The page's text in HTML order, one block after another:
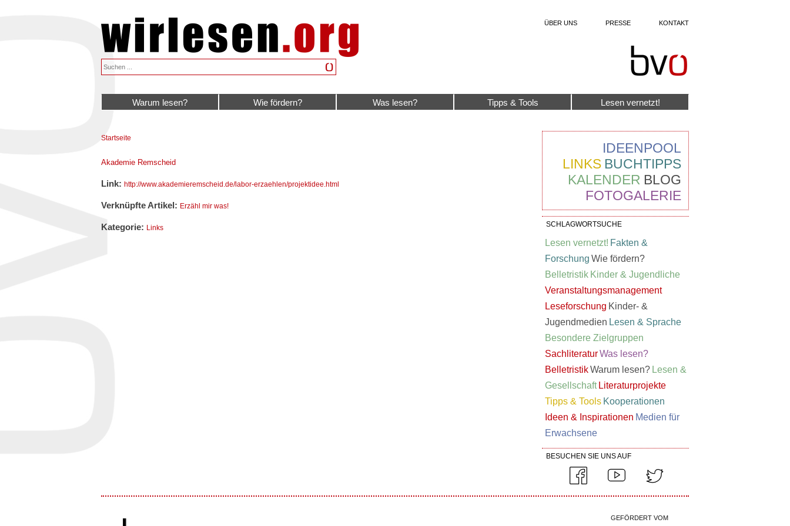
ÜBER UNS PRESSE KONTAKT
Warum lesen? Wie fördern? Was lesen? Tipps & Tools Lesen vernetzt!
Sie sind hier
Startseite
Akademie Remscheid
Link: http://www.akademieremscheid.de/labor-erzaehlen/projektidee.html
Verknüpfte Artikel: Erzähl mir was!
Kategorie: Links
IDEENPOOL
BUCHTIPPS
LINKS
BLOG
KALENDER
FOTOGALERIE
SCHLAGWORTSUCHE
Lesen vernetzt! Fakten &
Forschung Wie fördern?
Belletristik Kinder & Jugendliche
Veranstaltungsmanagement
Leseforschung Kinder- &
Jugendmedien Lesen & Sprache
Besondere Zielgruppen
SachliteraturWas lesen?
BelletristikWarum lesen? Lesen &
Gesellschaft Literaturprojekte
Tipps & Tools Kooperationen
Ideen & Inspirationen Medien für
Erwachsene
BESUCHEN SIE UNS AUF
GEFÖRDERT VOM